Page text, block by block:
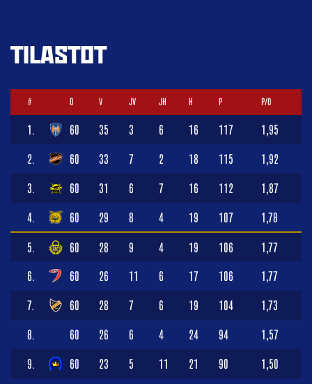
TILASTOT
# O V JV JH H P P/O
1. 60 35 3 6 16 117 1,95
2. 60 33 7 2 18 115 1,92
3. 60 31 6 7 16 112 1,87
4. 60 29 8 4 19 107 1,78
5. 60 28 9 4 19 106 1,77
6. 60 26 11 6 17 106 1,77
7. 60 28 7 6 19 104 1,73
8. 60 26 6 4 24 94 1,57
9. 60 23 5 11 21 90 1,50